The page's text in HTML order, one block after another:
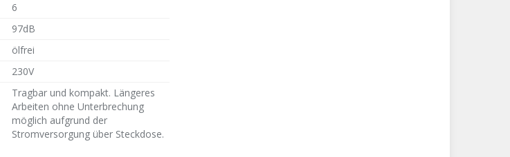
6
97dB
ölfrei
230V
Tragbar und kompakt. Längeres
Arbeiten ohne Unterbrechung
möglich aufgrund der
Stromversorgung über Steckdose.